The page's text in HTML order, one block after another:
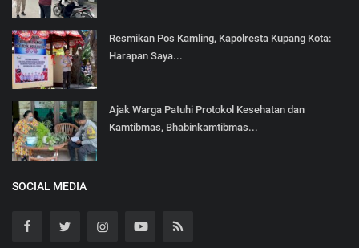
Resmikan Pos Kamling, Kapolresta Kupang Kota:
Harapan Saya...
Ajak Warga Patuhi Protokol Kesehatan dan
Kamtibmas, Bhabinkamtibmas...
SOCIAL MEDIA